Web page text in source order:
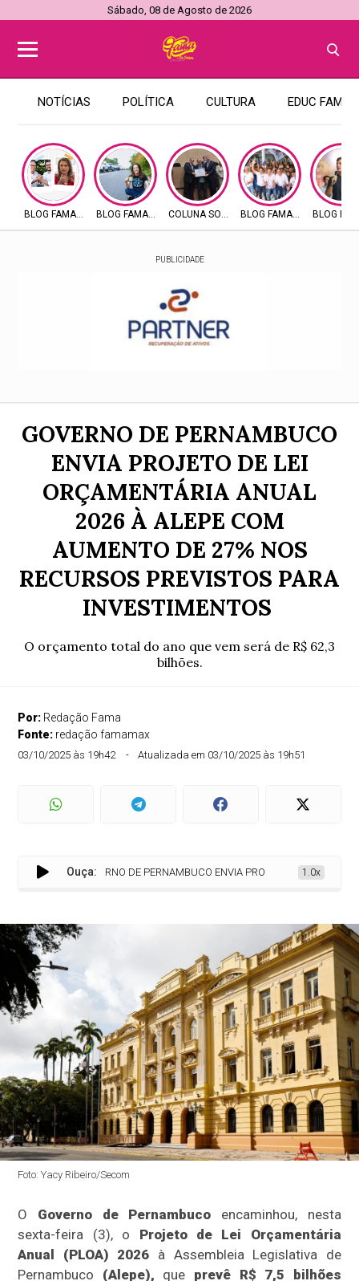
Sábado, 08 de Agosto de 2026
NOTÍCIAS POLÍTICA CULTURA EDUC FAMA
BLOG FAMAMAX BLOG FAMAMAXCOLUNA SOCIAL FAMABLOG FAMAMAX BLOG
PUBLICIDADE
GOVERNO DE PERNAMBUCO
ENVIA PROJETO DE LEI
ORÇAMENTÁRIA ANUAL
2026 À ALEPE COM
AUMENTO DE 27% NOS
RECURSOS PREVISTOS PARA
INVESTIMENTOS
O orçamento total do ano que vem será de R$ 62,3
bilhões.
Por: Redação Fama
Fonte: redação famamax
03/10/2025 às 19h42 Atualizada em 03/10/2025 às 19h51
Ouça:
GOVERNO DE PERNAMBUCO ENVIA PROJETO DE LEI1.0x
Foto: Yacy Ribeiro/Secom
O Governo de Pernambuco encaminhou, nesta
sexta-feira (3), o Projeto de Lei
Orçamentária
Anual (PLOA) 2026 à Assembleia Legislativa de
Pernambuco (Alepe), que prevê R$ 7,5 bilhões